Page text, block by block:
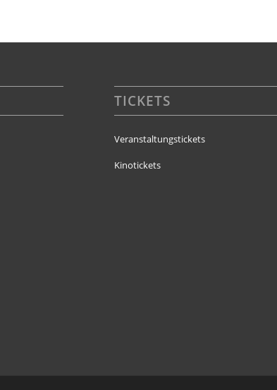
TICKETS
Veranstaltungstickets
Kinotickets